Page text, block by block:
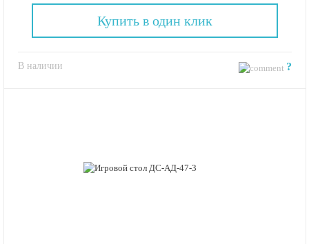
В наличии ?
Купить в один клик